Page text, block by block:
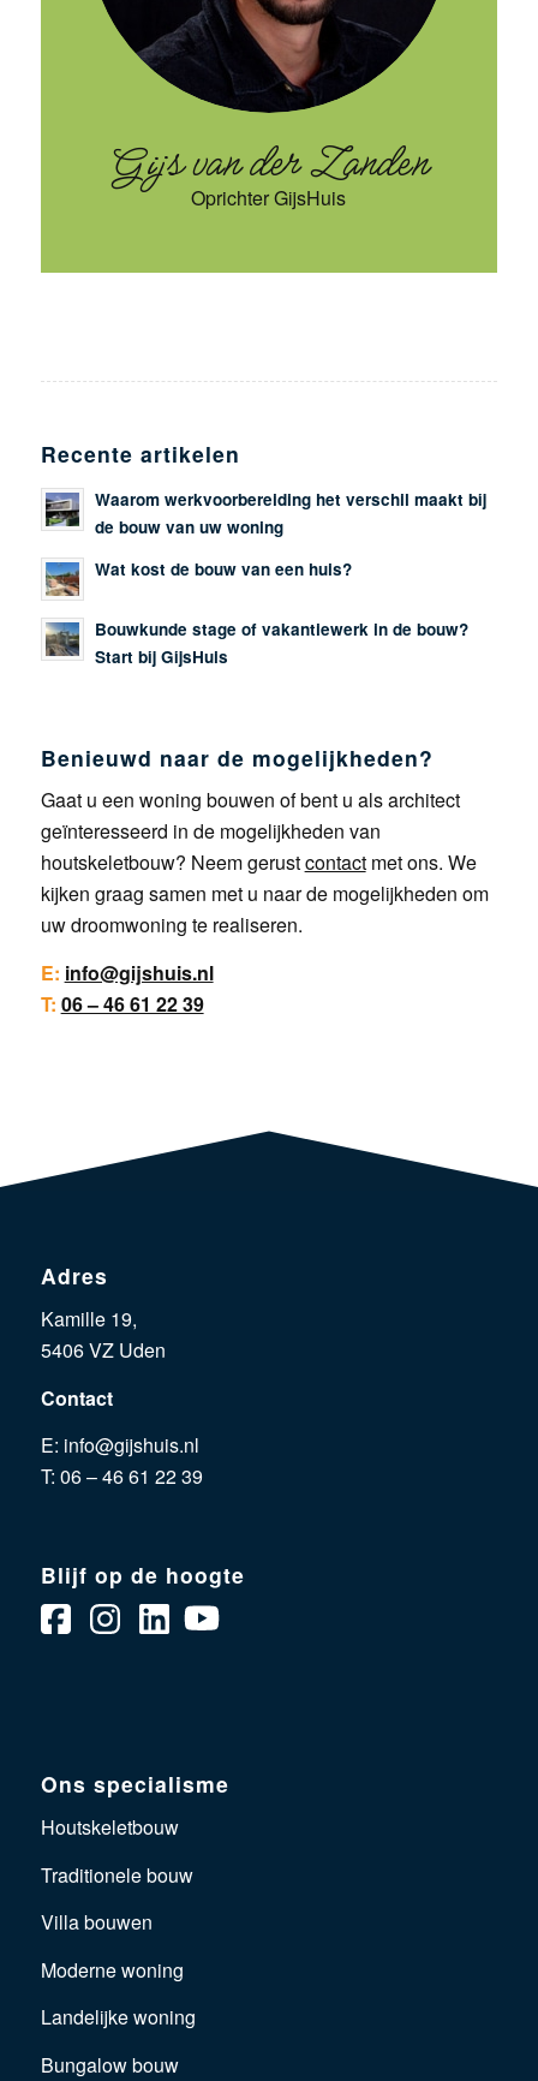
Gijs van der Zanden
Oprichter GijsHuis
Recente artikelen
Waarom werkvoorbereiding het verschil maakt bij
de bouw van uw woning
Wat kost de bouw van een huis?
Bouwkunde stage of vakantiewerk in de bouw?
Start bij GijsHuis
Benieuwd naar de mogelijkheden?
Gaat u een woning bouwen of bent u als architect
geïnteresseerd in de mogelijkheden van
houtskeletbouw? Neem gerustcontactmet ons. We
kijken graag samen met u naar de mogelijkheden om
uw droomwoning te realiseren.
E: info@gijshuis.nl
T: 06 – 46 61 22 39
Adres
Kamille 19,
5406 VZ Uden
Contact
E: info@gijshuis.nl
T: 06 – 46 61 22 39
Blijf op de hoogte
Ons specialisme
Houtskeletbouw
Traditionele bouw
Villa bouwen
Moderne woning
Landelijke woning
Bungalow bouw